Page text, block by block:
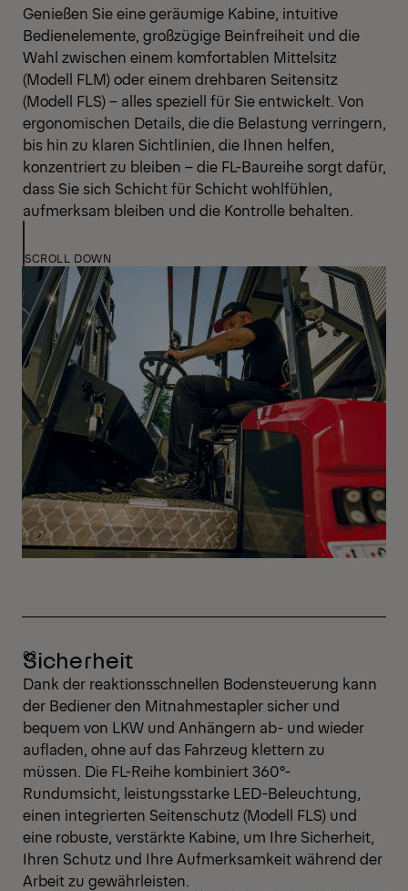
Genießen Sie eine geräumige Kabine, intuitive
Bedienelemente, großzügige Beinfreiheit und die
Wahl zwischen einem komfortablen Mittelsitz
(Modell FLM) oder einem drehbaren Seitensitz
(Modell FLS) – alles speziell für Sie entwickelt. Von
ergonomischen Details, die die Belastung verringern,
bis hin zu klaren Sichtlinien, die Ihnen helfen,
konzentriert zu bleiben – die FL-Baureihe sorgt dafür,
dass Sie sich Schicht für Schicht wohlfühlen,
aufmerksam bleiben und die Kontrolle behalten.
SCROLL DOWN
Sicherheit
Dank der reaktionsschnellen Bodensteuerung kann
der Bediener den Mitnahmestapler sicher und
bequem von LKW und Anhängern ab- und wieder
aufladen, ohne auf das Fahrzeug klettern zu
müssen. Die FL-Reihe kombiniert 360°-
Rundumsicht, leistungsstarke LED-Beleuchtung,
einen integrierten Seitenschutz (Modell FLS) und
eine robuste, verstärkte Kabine, um Ihre Sicherheit,
Ihren Schutz und Ihre Aufmerksamkeit während der
Arbeit zu gewährleisten.